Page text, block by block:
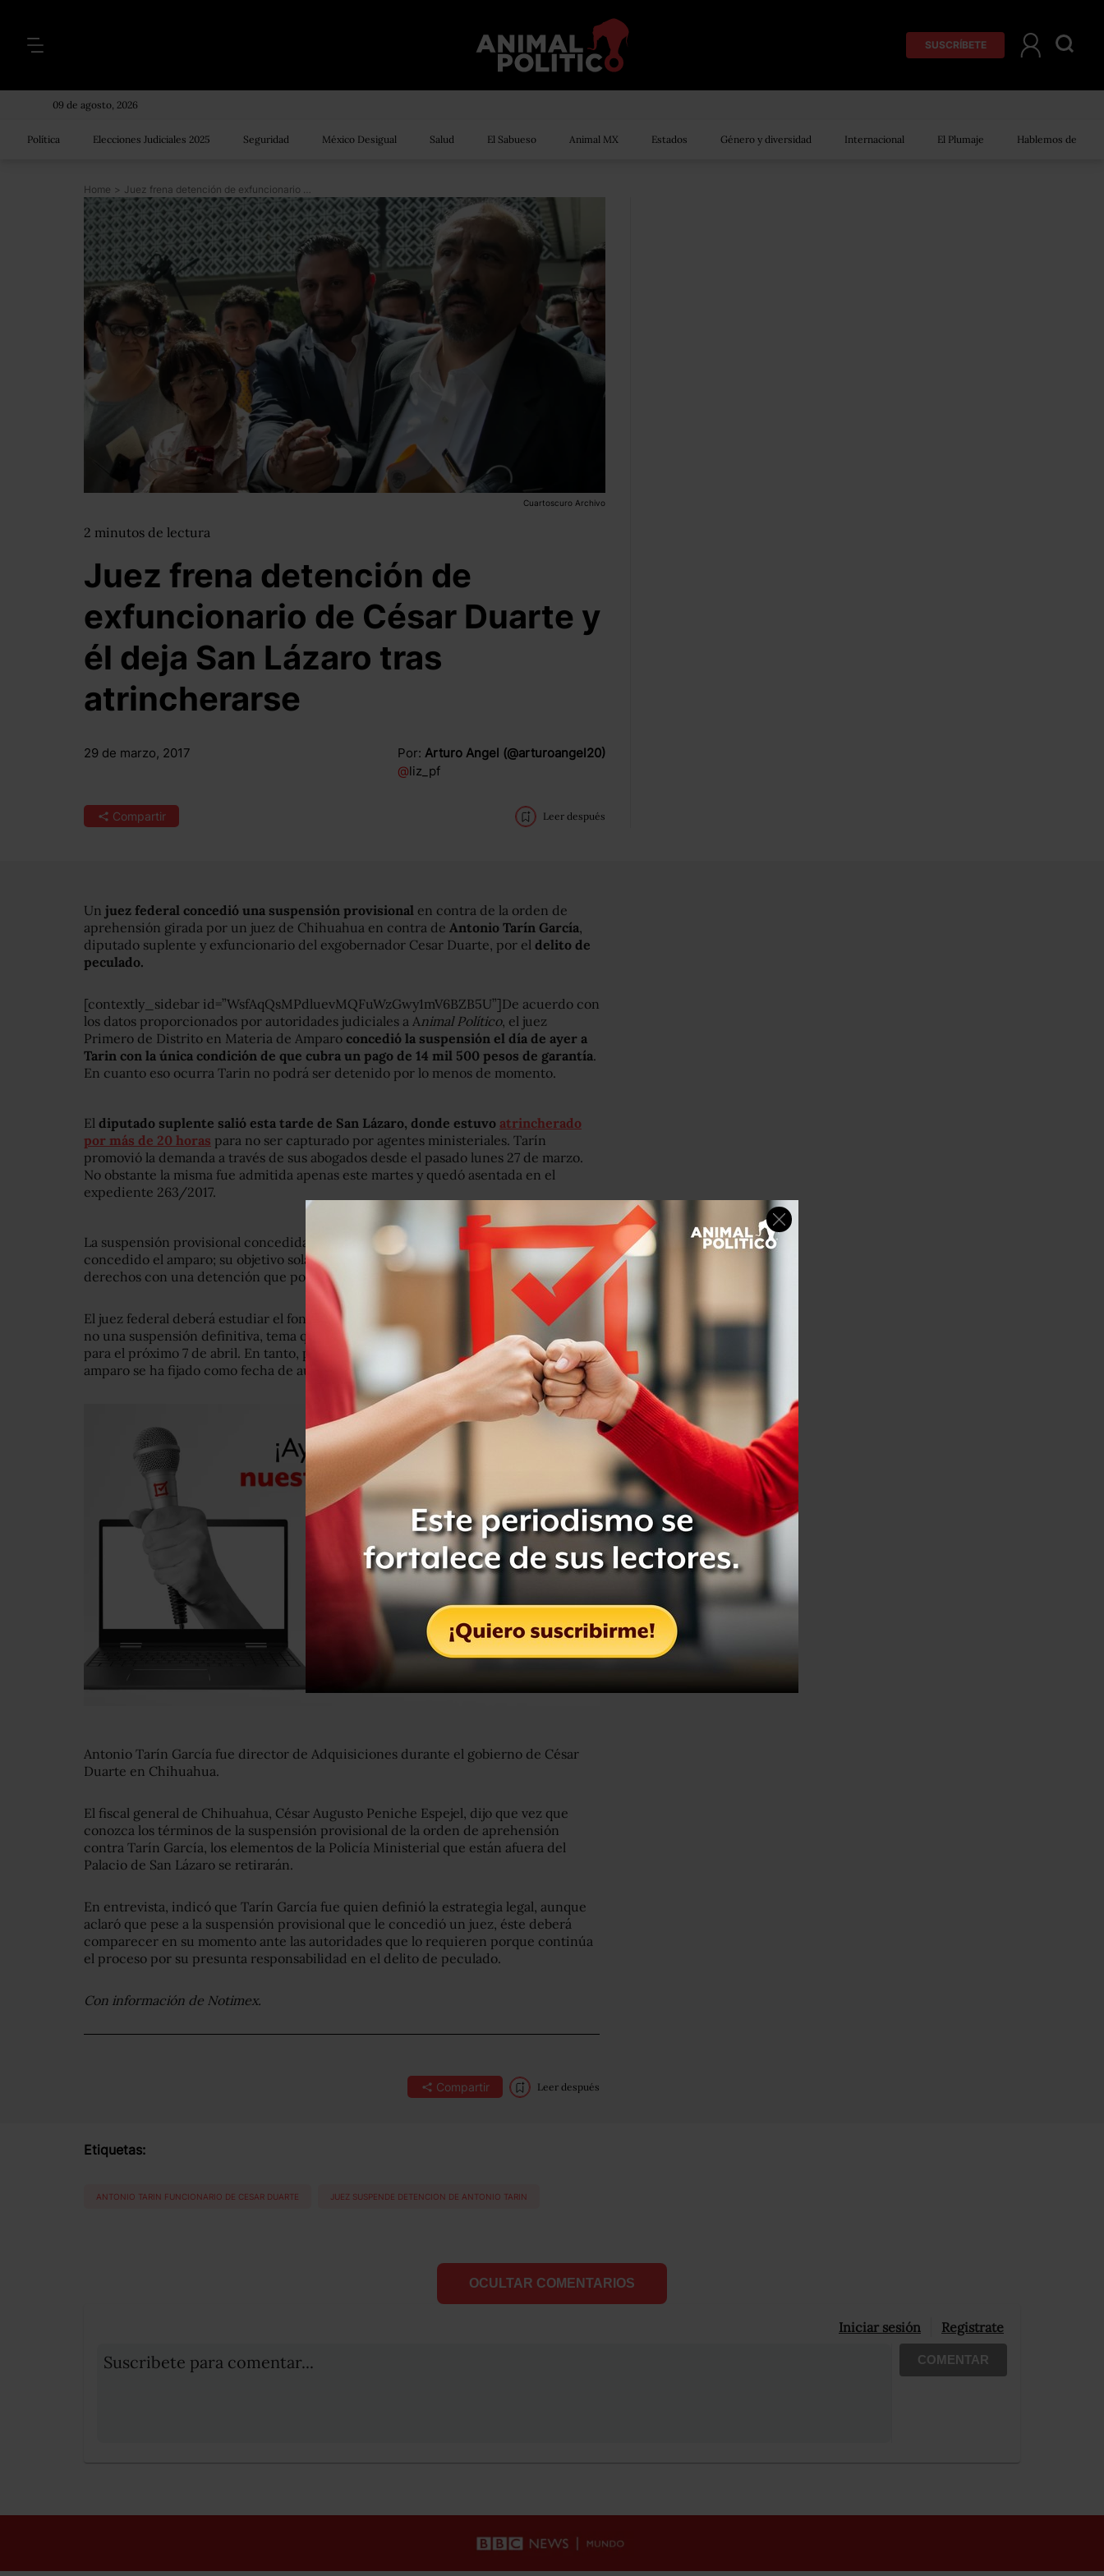
SUSCRÍBETE
09 de agosto, 2026
Política Elecciones Judiciales 2025 Seguridad México Desigual Salud El Sabueso Animal MX Estados Género y diversidad Internacional El Plumaje Hablemos de
Home > Juez frena detención de exfuncionario de César Duarte y él deja San Lázaro tras atrincherarse
Cuartoscuro Archivo
2 minutos de lectura
Juez frena detención de
exfuncionario de César Duarte y
él deja San Lázaro tras
atrincherarse
29 de marzo, 2017 Por: Arturo Angel (@arturoangel20)
@liz_pf
Compartir Leer después
Un juez federal concedió una suspensión provisional en contra de la orden de
aprehensión girada por un juez de Chihuahua en contra de Antonio Tarín García,
diputado suplente y exfuncionario del exgobernador Cesar Duarte, por el delito de
peculado.
[contextly_sidebar id=”WsfAqQsMPdluevMQFuWzGwy1mV6BZB5U”]De acuerdo con
los datos proporcionados por autoridades judiciales a Animal Político, el juez
Primero de Distrito en Materia de Amparo concedió la suspensión el día de ayer a
Tarin con la única condición de que cubra un pago de 14 mil 500 pesos de garantía.
En cuanto eso ocurra Tarin no podrá ser detenido por lo menos de momento.
El diputado suplente salió esta tarde de San Lázaro, donde estuvo atrincherado
por más de 20 horas para no ser capturado por agentes ministeriales. Tarín
promovió la demanda a través de sus abogados desde el pasado lunes 27 de marzo.
No obstante la misma fue admitida apenas este martes y quedó asentada en el
expediente 263/2017.
La suspensión provisional concedida a Tarin no significa que ya se le haya
concedido el amparo; su objetivo solamente es que no se puedan afectar sus
derechos con una detención que podría resultar inconstitucional.
El juez federal deberá estudiar el fondo del asunto para definir primero si concede o
no una suspensión definitiva, tema que se abordará en una audiencia programada
para el próximo 7 de abril. En tanto, para la definición de si se concede o no el
amparo se ha fijado como fecha de audiencia el 25 de abril.
Antonio Tarín García fue director de Adquisiciones durante el gobierno de César
Duarte en Chihuahua.
El fiscal general de Chihuahua, César Augusto Peniche Espejel, dijo que vez que
conozca los términos de la suspensión provisional de la orden de aprehensión
contra Tarín García, los elementos de la Policía Ministerial que están afuera del
Palacio de San Lázaro se retirarán.
En entrevista, indicó que Tarín García fue quien definió la estrategia legal, aunque
aclaró que pese a la suspensión provisional que le concedió un juez, éste deberá
comparecer en su momento ante las autoridades que lo requieren porque continúa
el proceso por su presunta responsabilidad en el delito de peculado.
Con información de Notimex.
Compartir Leer después
Etiquetas:
ANTONIO TARIN FUNCIONARIO DE CESAR DUARTE JUEZ SUSPENDE DETENCION DE ANTONIO TARIN
OCULTAR COMENTARIOS
Iniciar sesión Registrate
Suscribete para comentar... COMENTAR